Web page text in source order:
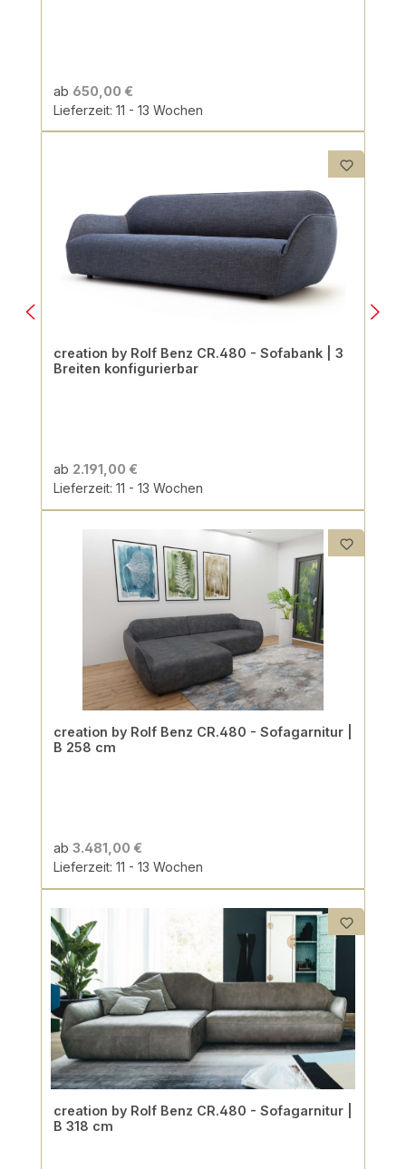
ab 650,00 €
Lieferzeit: 11 - 13 Wochen
creation by Rolf Benz CR.480 - Sofabank | 3
Breiten konfigurierbar
ab 2.191,00 €
Lieferzeit: 11 - 13 Wochen
creation by Rolf Benz CR.480 - Sofagarnitur |
B 258 cm
ab 3.481,00 €
Lieferzeit: 11 - 13 Wochen
creation by Rolf Benz CR.480 - Sofagarnitur |
B 318 cm